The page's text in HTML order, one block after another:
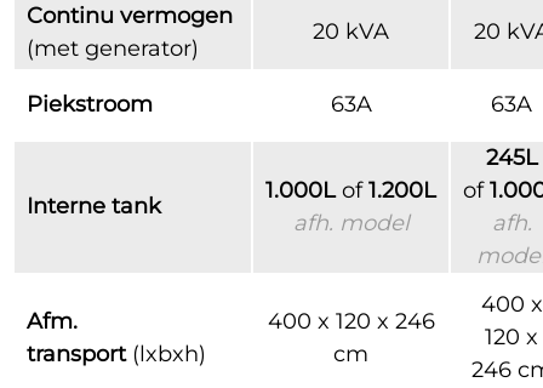
Continu vermogen
(met generator)
20 kVA 20
Piekstroom 63A 63A
Interne tank
1.000Lof1.200L
afh. model
245L
of
afh.
Afm.
transport (lxbxh)
400 x 120 x 246
cm
400 x
120 x
246